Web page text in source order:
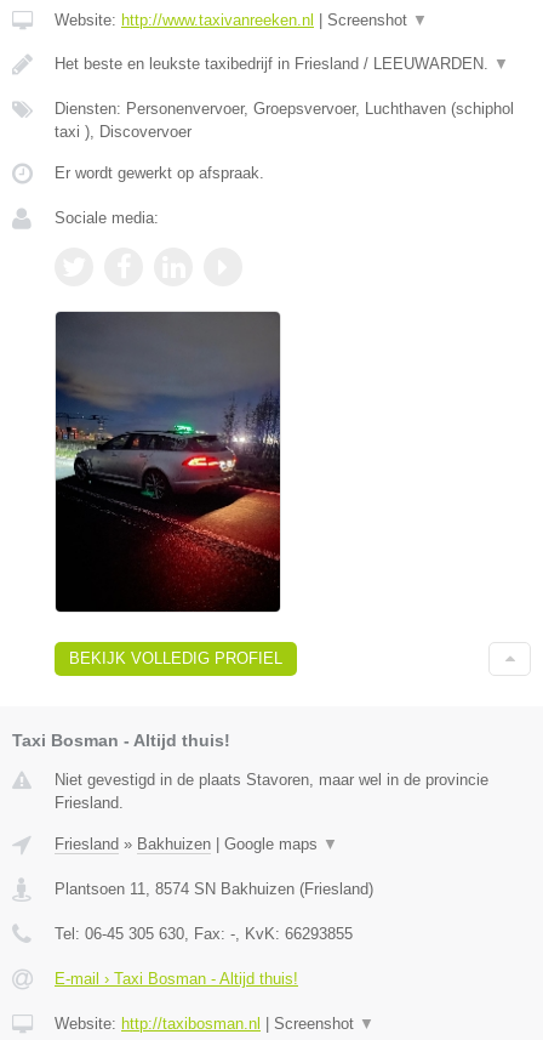
Website: http://www.taxivanreeken.nl Screenshot ▼
Het beste en leukste taxibedrijf in Friesland / LEEUWARDEN. ▼
Diensten: Personenvervoer, Groepsvervoer, Luchthaven (schiphol
taxi ), Discovervoer
Er wordt gewerkt op afspraak.
Sociale media:
BEKIJK VOLLEDIG PROFIEL
Taxi Bosman - Altijd thuis!
Niet gevestigd in de plaats Stavoren, maar wel in de provincie
Friesland.
Friesland » Bakhuizen Google maps ▼
Plantsoen 11, 8574 SN Bakhuizen (Friesland)
Tel: 06-45 305 630, Fax: -, KvK: 66293855
E-mail › Taxi Bosman - Altijd thuis!
Website: http://taxibosman.nl Screenshot ▼